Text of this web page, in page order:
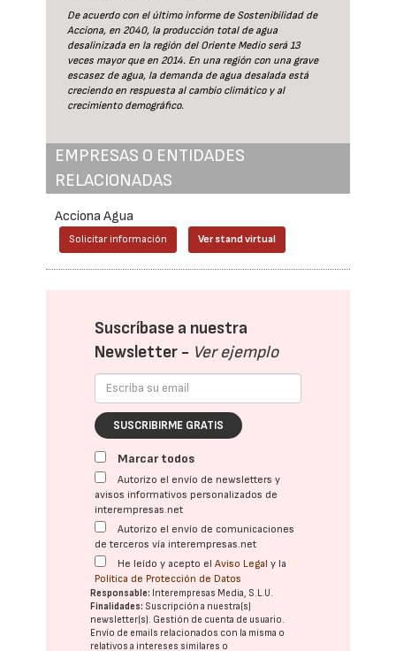
De acuerdo con el último informe de Sostenibilidad de
Acciona, en 2040, la producción total de agua
desalinizada en la región del Oriente Medio será 13
veces mayor que en 2014. En una región con una grave
escasez de agua, la demanda de agua desalada está
creciendo en respuesta al cambio climático y al
crecimiento demográfico.
EMPRESAS O ENTIDADES
RELACIONADAS
Acciona Agua
Solicitar información Ver stand virtual
Suscríbase a nuestra
Newsletter - Ver ejemplo
SUSCRIBIRME GRATIS
Marcar todos
Autorizo el envío de newsletters y
avisos informativos personalizados de
interempresas.net
Autorizo el envío de comunicaciones
de terceros vía interempresas.net
He leído y acepto elAviso Legal y la
Política de Protección de Datos
Responsable: Interempresas Media, S.L.U.
Finalidades: Suscripción a nuestra(s)
newsletter(s). Gestión de cuenta de usuario.
Envío de emails relacionados con la misma o
relativos a intereses similares o